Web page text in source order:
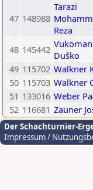
47 148988
Tarazi
Reza
48 145442 Vukoman
Duško
49 115702 Walkner
50 115703 Walkner
51 133016 Weber
52 116681 Zauner
Der Schachturnier-
Impressum /